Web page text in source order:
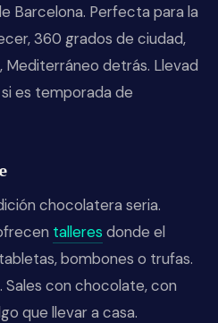
Barcelona. Perfecta para la
360 grados de ciudad,
Mediterráneo detrás. Llevad
es temporada de
chocolatera seria.
talleres donde el
bombones o trufas.
con chocolate, con
que llevar a casa.